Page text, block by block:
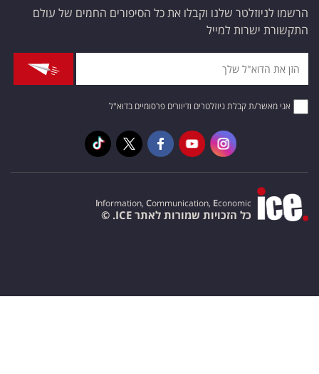
הרשמו לניוזלטר שלנו וקבלו את כל הסיפורים החמים של עולם
התקשורת ישרות למייל
אני מאשר/ת קבלת ניוזלטרים ודיוורים פרסומיים בדוא"ל
Information, Communication, Economic
כל הזכויות שמורות לאתר ICE. ©